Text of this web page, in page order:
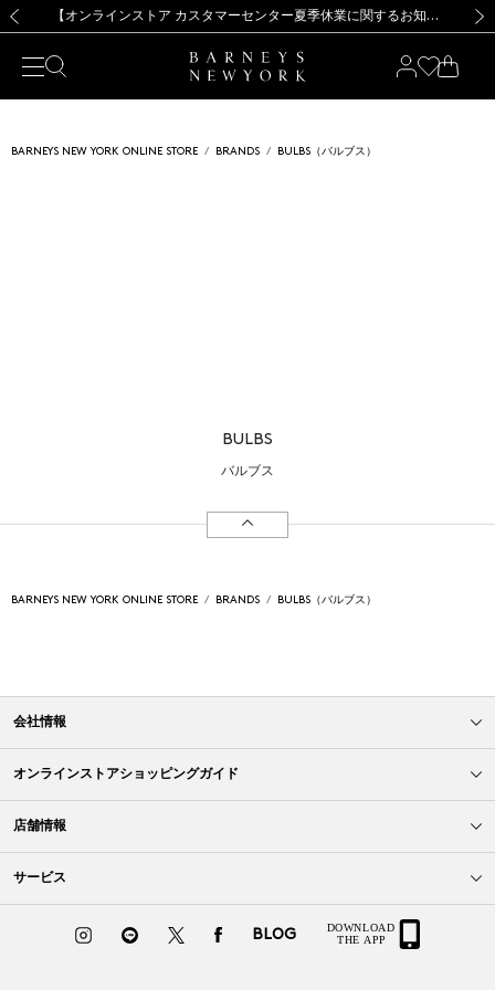
新規登録のお客様も対象！＜MY BARNEYS＞会員のお客様は11,000円（税込）以上のお買上げで常時送料無料！お買い物の際は会員登録を！
【夏季休業に伴う出荷一時停止のお知らせ】(2026.8.7) 【オンラインストア カスタマーセンター夏季休業に関するお知らせ】（2026.8.7）
【夏季休業に伴う返品・交換承り一時停止のお知らせ】（2026.8.5）
熊本県を中心とした地震の影響によるお荷物のお届けについて
【開催中】SUMMER SALEのご案内・ご注意事項 新規登録のお客様も対象！＜MY BARNEYS＞会員のお客様は11,000円（税込）以上のお買上げで常時送料無料！お買い物の際は会員登録を！
【夏季休業に伴う出荷一時停止のお知らせ】(2026.8.7)
BARNEYS NEW YORK ONLINE STORE BRANDS BULBS（バルブス）
BULBS
バルブス
BARNEYS NEW YORK ONLINE STORE BRANDS BULBS（バルブス）
会社情報
オンラインストアショッピングガイド
店舗情報
サービス
BLOG